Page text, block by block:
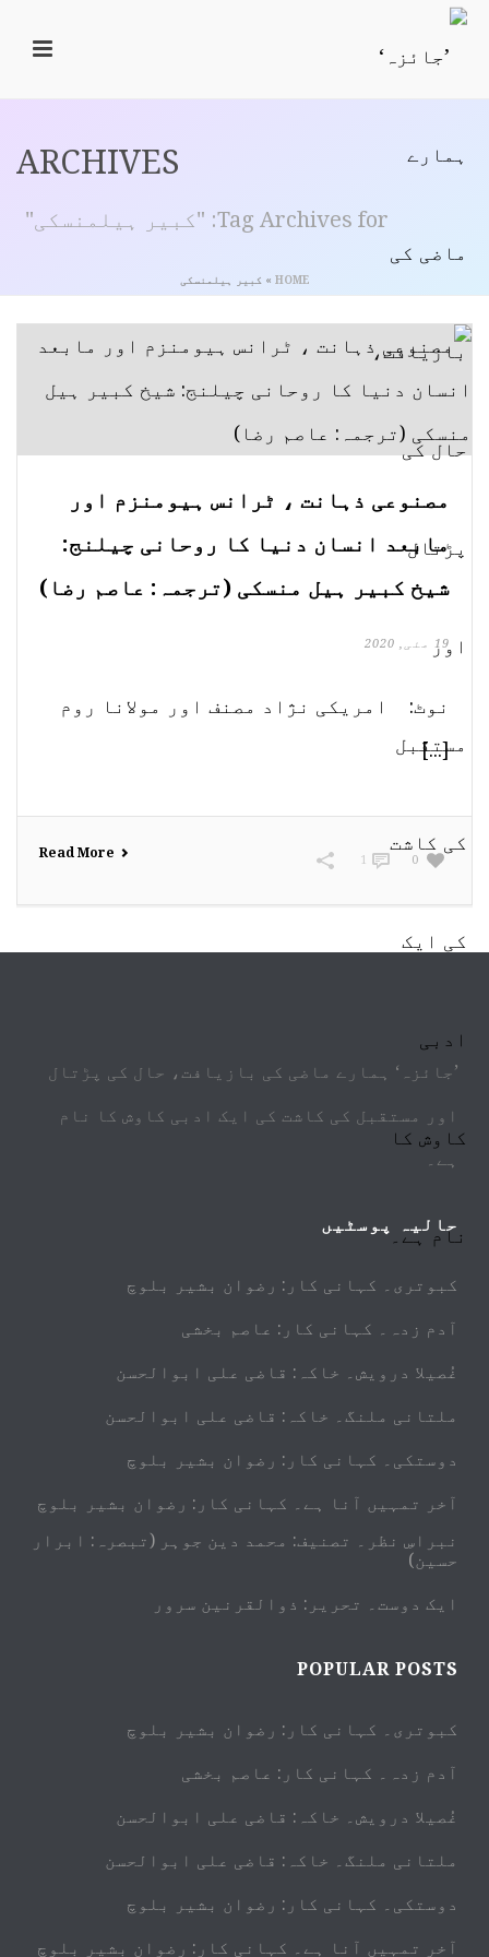
ARCHIVES
Tag Archives for: "کبیر ہیلمنسکی"
HOME
» کبیر ہیلمنسکی
مصنوعی ذہانت ، ٹرانس ہیومنزم اور
مابعد انسان دنیا کا روحانی چیلنج:
شیخ کبیر ہیل منسکی (ترجمہ: عاصم رضا)
19 مئی, 2020
نوٹ: امریکی نژاد مصنف اور مولانا روم
[...]
Read More 0
1
’جائزہ‘ ہمارے ماضی کی بازیافت، حال کی پڑتال
اور مستقبل کی کاشت کی ایک ادبی کاوش کا نام
ہے۔
حالیہ پوسٹیں
کبوتری۔ کہانی کار: رضوان بشیر بلوچ
آدم زدہ۔ کہانی کار: عاصم بخشی
غُصیلا درویش۔ خاکہ: قاضی علی ابوالحسن
ملتانی ملنگ۔ خاکہ: قاضی علی ابوالحسن
دوستکی۔ کہانی کار: رضوان بشیر بلوچ
آخر تمہیں آنا ہے۔ کہانی کار: رضوان بشیر بلوچ
نبراسِ نظر۔ تصنیف: محمد دین جوہر (تبصرہ: ابرار
حسین)
ایک دوست۔ تحریر: ذوالقرنین سرور
POPULAR POSTS
کبوتری۔ کہانی کار: رضوان بشیر بلوچ
آدم زدہ۔ کہانی کار: عاصم بخشی
غُصیلا درویش۔ خاکہ: قاضی علی ابوالحسن
ملتانی ملنگ۔ خاکہ: قاضی علی ابوالحسن
دوستکی۔ کہانی کار: رضوان بشیر بلوچ
آخر تمہیں آنا ہے۔ کہانی کار: رضوان بشیر بلوچ